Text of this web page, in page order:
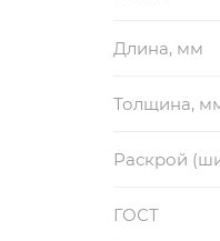
Длина, мм
Толщина,
Раскрой
ГОСТ